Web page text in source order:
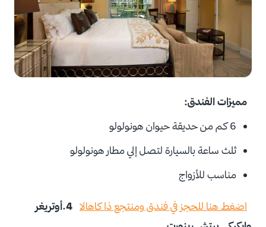
مميزات الفندق:
6 كم من حديقة حيوان هونولولو
ثلث ساعة بالسيارة لتصل إلي مطار هونولولو
مناسب للأزواج
اضغط هنا للحجز في فندق ومنتجع ذا كاهالا
4.أوتريغر